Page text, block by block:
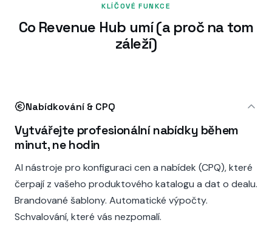
KLÍČOVÉ FUNKCE
Co Revenue Hub umí (a proč na tom
záleží)
Nabídkování & CPQ
Vytvářejte profesionální nabídky během
minut, ne hodin
AI nástroje pro konfiguraci cen a nabídek (CPQ), které
čerpají z vašeho produktového katalogu a dat o dealu.
Brandované šablony. Automatické výpočty.
Schvalování, které vás nezpomalí.